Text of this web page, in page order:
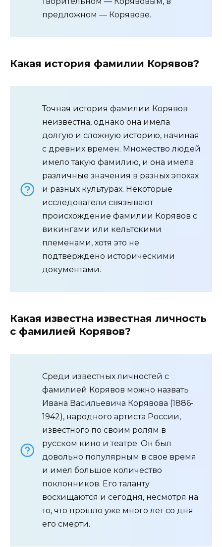
предложном — Корявове.
Какая история фамилии Корявов?
Точная история фамилии Корявов
неизвестна, однако она имела
долгую и сложную историю, начиная
с древних времен. Множество людей
имело такую фамилию, и она имела
различные значения в разных эпохах
и разных культурах. Некоторые
исследователи связывают
происхождение фамилии Корявов с
викингами или кельтскими
племенами, хотя это не
подтверждено историческими
документами.
Какая известна известная личность
с фамилией Корявов?
Среди известных личностей с
фамилией Корявов можно назвать
Ивана Васильевича Корявова (1886-
1942), народного артиста России,
известного по своим ролям в
русском кино и театре. Он был
довольно популярным в свое время
и имел большое количество
поклонников. Его таланту
восхищаются и сегодня, несмотря на
то, что прошло уже много лет со дня
его смерти.